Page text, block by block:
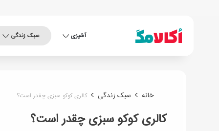
آشپزی سبک زندگی
خانه سبک زندگی کالری کوکو سبزی چقدر است؟
کالری کوکو سبزی چقدر است؟